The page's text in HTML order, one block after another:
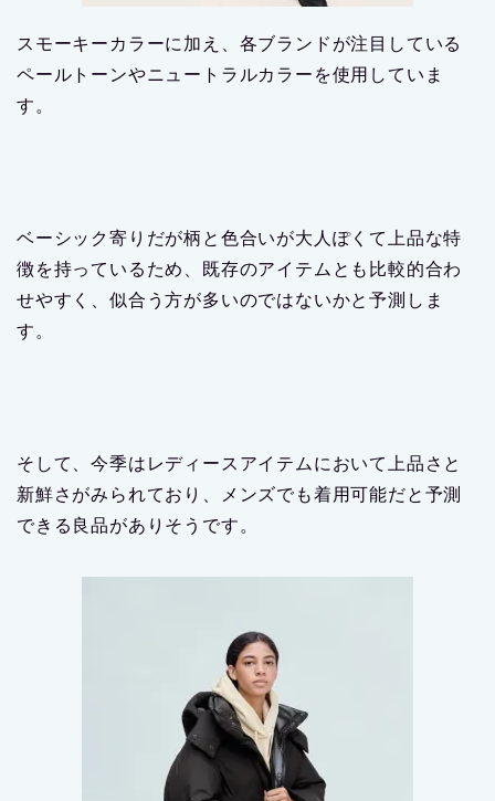
スモーキーカラーに加え、各ブランドが注目している
ペールトーンやニュートラルカラーを使用していま
す。
ベーシック寄りだが柄と色合いが大人ぽくて上品な特
徴を持っているため、既存のアイテムとも比較的合わ
せやすく、似合う方が多いのではないかと予測しま
す。
そして、今季はレディースアイテムにおいて上品さと
新鮮さがみられており、メンズでも着用可能だと予測
できる良品がありそうです。